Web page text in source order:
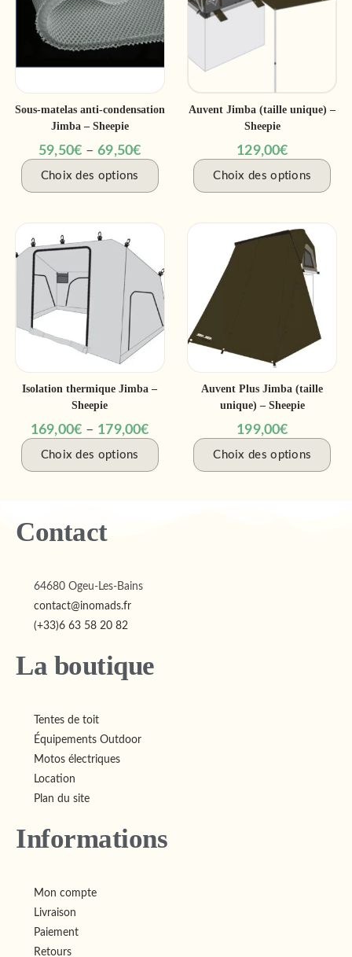
Sous-matelas anti-condensation
Jimba – Sheepie
59,50€ –69,50€
Choix des options
Auvent Jimba (taille unique) –
Sheepie
129,00€
Choix des options
Isolation thermique Jimba –
Sheepie
169,00€ – 179,00€
Choix des options
Auvent Plus Jimba (taille
unique) – Sheepie
199,00€
Choix des options
Contact
64680 Ogeu-Les-Bains
contact@inomads.fr
(+33)6 63 58 20 82
La boutique
Tentes de toit
Équipements Outdoor
Motos électriques
Location
Plan du site
Informations
Mon compte
Livraison
Paiement
Retours